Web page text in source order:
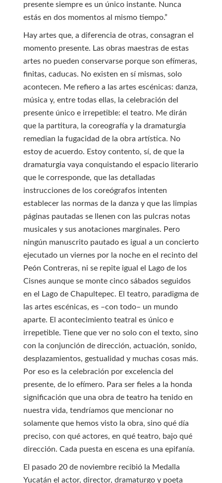
presente siempre es un único instante. Nunca
estás en dos momentos al mismo tiempo.”
Hay artes que, a diferencia de otras, consagran el
momento presente. Las obras maestras de estas
artes no pueden conservarse porque son efímeras,
finitas, caducas. No existen en sí mismas, solo
acontecen. Me refiero a las artes escénicas: danza,
música y, entre todas ellas, la celebración del
presente único e irrepetible: el teatro. Me dirán
que la partitura, la coreografía y la dramaturgia
remedian la fugacidad de la obra artística. No
estoy de acuerdo. Estoy contento, sí, de que la
dramaturgia vaya conquistando el espacio literario
que le corresponde, que las detalladas
instrucciones de los coreógrafos intenten
establecer las normas de la danza y que las limpias
páginas pautadas se llenen con las pulcras notas
musicales y sus anotaciones marginales. Pero
ningún manuscrito pautado es igual a un concierto
ejecutado un viernes por la noche en el recinto del
Peón Contreras, ni se repite igual el Lago de los
Cisnes aunque se monte cinco sábados seguidos
en el Lago de Chapultepec. El teatro, paradigma de
las artes escénicas, es –con todo– un mundo
aparte. El acontecimiento teatral es único e
irrepetible. Tiene que ver no solo con el texto, sino
con la conjunción de dirección, actuación, sonido,
desplazamientos, gestualidad y muchas cosas más.
Por eso es la celebración por excelencia del
presente, de lo efímero. Para ser fieles a la honda
significación que una obra de teatro ha tenido en
nuestra vida, tendríamos que mencionar no
solamente que hemos visto la obra, sino qué día
preciso, con qué actores, en qué teatro, bajo qué
dirección. Cada puesta en escena es una epifanía.
El pasado 20 de noviembre recibió la Medalla
Yucatán el actor, director, dramaturgo y poeta